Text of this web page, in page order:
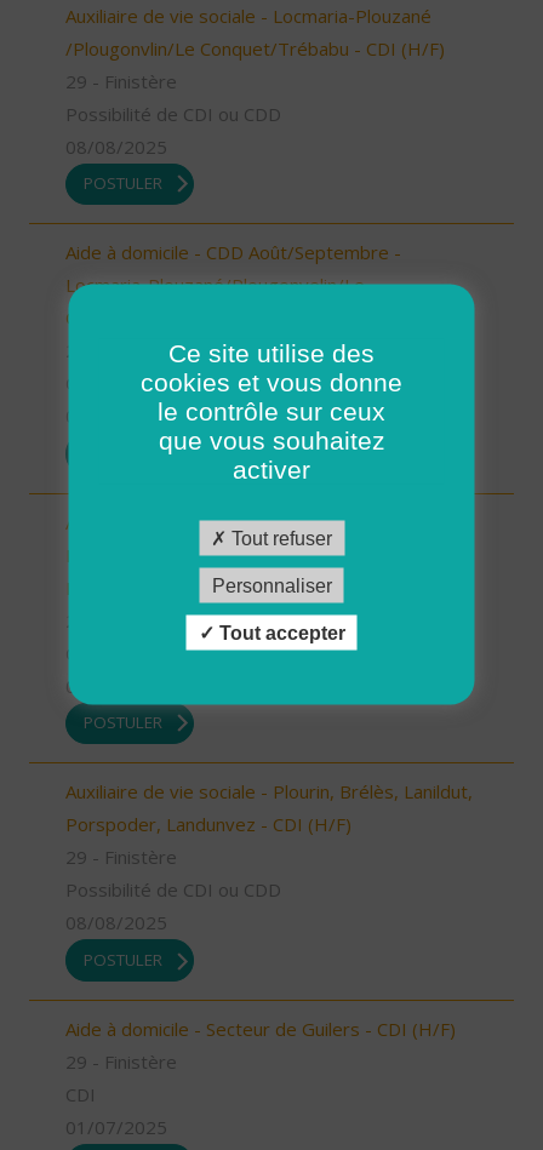
Auxiliaire de vie sociale - Locmaria-Plouzané
/Plougonvlin/Le Conquet/Trébabu - CDI (H/F)
29 - Finistère
Possibilité de CDI ou CDD
08/08/2025
POSTULER
Aide à domicile - CDD Août/Septembre -
Locmaria-Plouzané/Plougonvelin/Le
Conquet/Trébabu (H/F)
29 - Finistère
08/08/2025
POSTULER
Aide à domicile - CDD Août/Septembre -
Ploudalmézeau, Lampaul-Ploudalmézeau, St
Pabu (H/F)
08/08/2025
POSTULER
Auxiliaire de vie sociale - Plourin, Brélès, Lanildut,
Porspoder, Landunvez - CDI (H/F)
29 - Finistère
Possibilité de CDI ou CDD
08/08/2025
POSTULER
Aide à domicile - Secteur de Guilers - CDI (H/F)
29 - Finistère
CDI
01/07/2025
Ce site utilise des
cookies et vous donne
le contrôle sur ceux
que vous souhaitez
activer
Tout refuser
Personnaliser
Tout accepter